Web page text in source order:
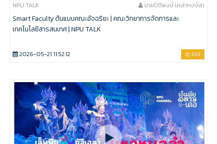
NPU TALK นายปิติพงษ์ เหล่าหงษ์สา
Smart Faculty ต้นแบบคณะอัจฉริยะ | คณะวิทยาการจัดการและ
เทคโนโลยีสารสนเทศ | NPU TALK
2026-05-21 11:52:12 533